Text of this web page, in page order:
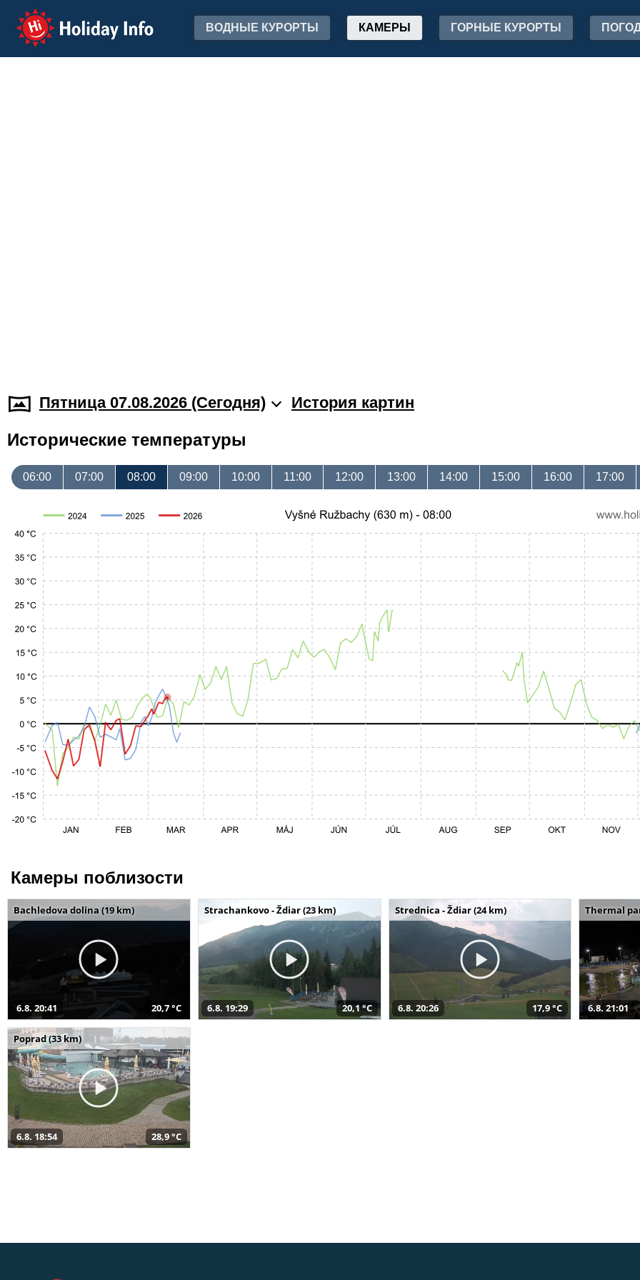
Holiday Info ВОДНЫЕ КУРОРТЫ КАМЕРЫ ГОРНЫЕ КУРОРТЫ
Пятница 07.08.2026 (Cегодня) История картин
Исторические температуры
06:00 07:00 08:00 09:00 10:00 11:00 12:00 13:00 14:00 15:00 16:00 17:00
Камеры поблизости
Bachledova dolina (19 km)
6.8. 20:41 20,7 °C
Strachankovo - Ždiar (23 km)
6.8. 19:29 20,1 °C
Strednica - Ždiar (24 km)
6.8. 20:26 17,9 °C
Thermal
6.8. 21:01
Poprad (33 km)
6.8. 18:54 28,9 °C